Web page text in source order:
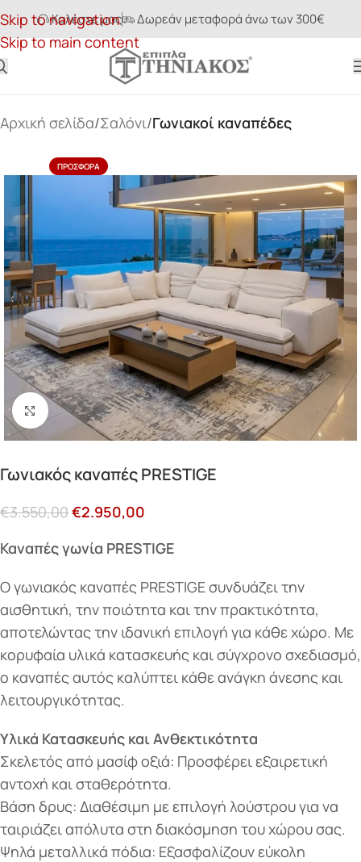
Skip to navigation
Skip to main content
Καλέστε μας Δωρεάν μεταφορά άνω των 300€
Αρχική σελίδα Σαλόνι Γωνιακοί καναπέδες
ΠΡΟΣΦΟΡΆ
Κάντε κλικ για μεγέθυνση
Γωνιακός καναπές PRESTIGE
€3.550,00€2.950,00
Καναπές γωνία PRESTIGE
Ο γωνιακός καναπές PRESTIGE συνδυάζει την
αισθητική, την ποιότητα και την πρακτικότητα,
αποτελώντας την ιδανική επιλογή για κάθε χώρο. Με
κορυφαία υλικά κατασκευής και σύγχρονο σχεδιασμό,
ο καναπές αυτός καλύπτει κάθε ανάγκη άνεσης και
λειτουργικότητας.
Υλικά Κατασκευής και Ανθεκτικότητα
Σκελετός από μασίφ οξιά: Προσφέρει εξαιρετική
αντοχή και σταθερότητα.
Βάση δρυς: Διαθέσιμη με επιλογή λούστρου για να
ταιριάζει απόλυτα στη διακόσμηση του χώρου σας.
Ψηλά μεταλλικά πόδια: Εξασφαλίζουν εύκολη